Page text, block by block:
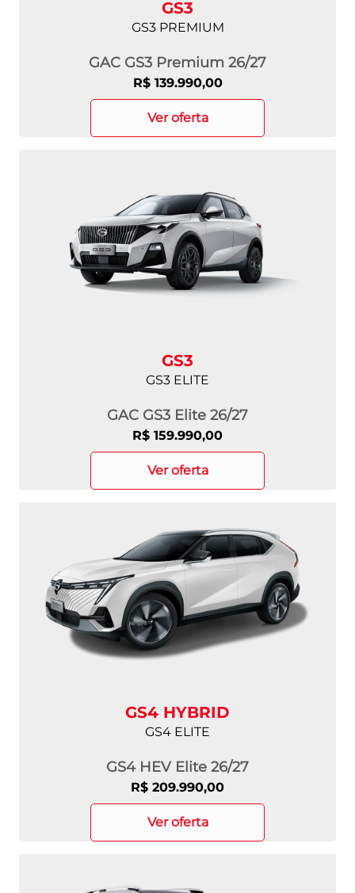
GS3
GS3 PREMIUM
GAC GS3 Premium 26/27
R$ 139.990,00
ver oferta
GS3
GS3 ELITE
GAC GS3 Elite 26/27
R$ 159.990,00
ver oferta
GS4 HYBRID
GS4 ELITE
GS4 HEV Elite 26/27
R$ 209.990,00
ver oferta